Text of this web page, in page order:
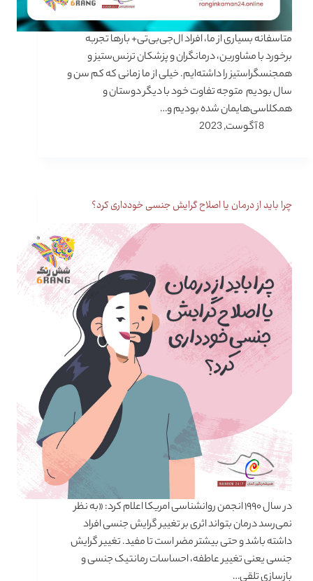
متاسفانه بسیاری از ما، افراد ال‌جی‌بی‌تی‌+ بارها تجربه
برخورد با مشاورین، درمانگران و پزشکان ترنس‌ستیز و
همجنسگرا‌ستیز را داشته‌ایم. خیلی از ما زمانی که کم سن و
سال بودیم متوجه تفاوت خود با دیگر دوستان و
همکلاسی‌هایمان شده بودیم و…
8 آگوست, 2023
چرا باید از درمان یا اصلاح گرایش جنسی خودداری کرد؟
در سال ۱۹۹۰ انجمن روانشناسی امریکا اعلام کرد: «به نظر
نمی‌رسد درمان بتواند اثری بر تغییر گرایش جنسی افراد
داشته باشد و حتی بیشتر مضر است تا مفید. تغییر گرایش
جنسی یعنی تغییر عاطفه، احساسات رمانتیک جنسی و